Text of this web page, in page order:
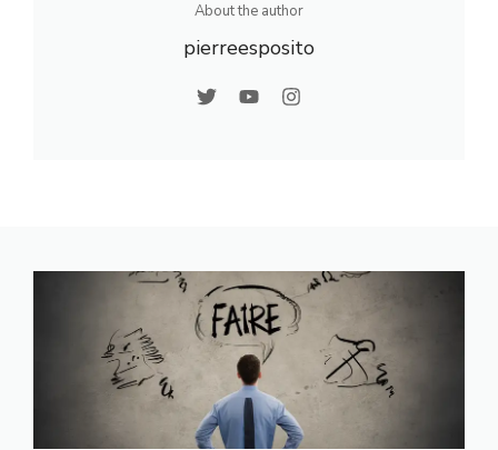
About the author
pierreesposito